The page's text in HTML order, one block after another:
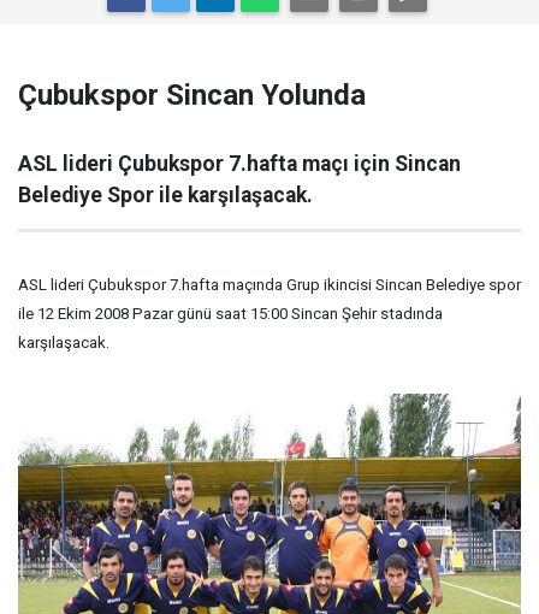
Çubukspor Sincan Yolunda
ASL lideri Çubukspor 7.hafta maçı için Sincan
Belediye Spor ile karşılaşacak.
ASL lideri Çubukspor 7.hafta maçında Grup ikincisi Sincan Belediye spor
ile 12 Ekim 2008 Pazar günü saat 15:00 Sincan Şehir stadında
karşılaşacak.